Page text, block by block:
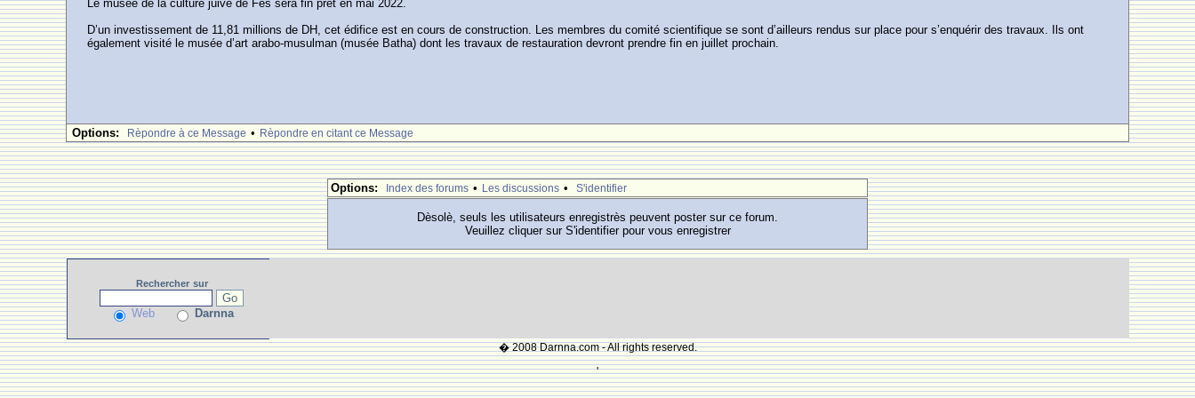
Le musée de la culture juive de Fès sera fin prêt en mai 2022.
D’un investissement de 11,81 millions de DH, cet édifice est en cours de construction. Les membres du comité scientifique se sont d’ailleurs rendus sur place pour s’enquérir des travaux. Ils ont
également visité le musée d’art arabo-musulman (musée Batha) dont les travaux de restauration devront prendre fin en juillet prochain.
Options: Rèpondre à ce Message • Rèpondre en citant ce Message
Options: Index des forums • Les discussions • S'identifier
Dèsolè, seuls les utilisateurs enregistrès peuvent poster sur ce forum.
Veuillez cliquer sur S'identifier pour vous enregistrer
Rechercher sur
Web Darnna
� 2008 Darnna.com - All rights reserved.
'